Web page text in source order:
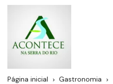
Página inicial
Gastronomia